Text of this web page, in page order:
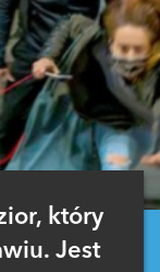
który
Jest